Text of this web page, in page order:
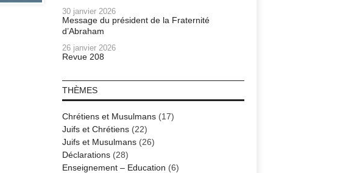
30 janvier 2026
Message du président de la Fraternité
d’Abraham
26 janvier 2026
Revue 208
THÈMES
Chrétiens et Musulmans(17)
Juifs et Chrétiens(22)
Juifs et Musulmans(26)
Déclarations(28)
Enseignement – Education (6)